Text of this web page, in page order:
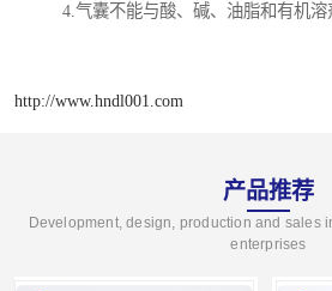
4.气囊不能与酸、碱、油脂和有机溶
http://www.hndl001.com
产品推荐
Development, design, production and sales
enterprises